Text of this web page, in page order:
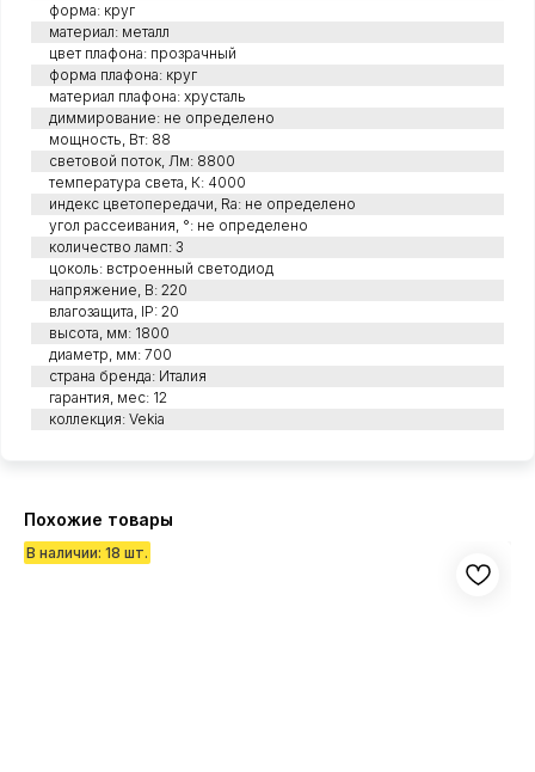
форма: круг
материал: металл
цвет плафона: прозрачный
форма плафона: круг
материал плафона: хрусталь
диммирование: не определено
мощность, Вт: 88
световой поток, Лм: 8800
температура света, К: 4000
индекс цветопередачи, Ra: не определено
угол рассеивания, °: не определено
количество ламп: 3
цоколь: встроенный светодиод
напряжение, В: 220
влагозащита, IP: 20
высота, мм: 1800
диаметр, мм: 700
страна бренда: Италия
гарантия, мес: 12
коллекция: Vekia
Похожие товары